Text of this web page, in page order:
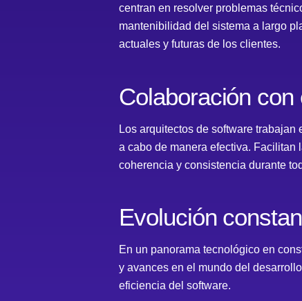
centran en resolver problemas
mantenibilidad del sistema a largo
actuales y futuras de los clientes.
Colaboración con
Los arquitectos de software
a cabo de manera efectiva. Facilitan
coherencia y consistencia durante
Evolución
En un panorama tecnológico en
y avances en el mundo del
eficiencia del software.